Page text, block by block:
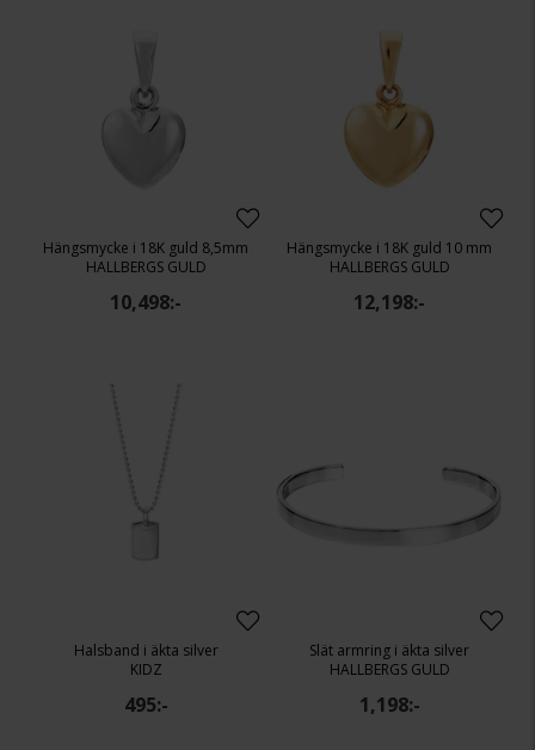
Hängsmycke i 18K guld 8,5mm
HALLBERGS GULD
10,498:-
Hängsmycke i 18K guld 10 mm
HALLBERGS GULD
12,198:-
Halsband i äkta silver
KIDZ
495:-
Slät armring i äkta silver
HALLBERGS GULD
1,198:-